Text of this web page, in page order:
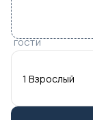
ГОСТИ
1 Взрослый